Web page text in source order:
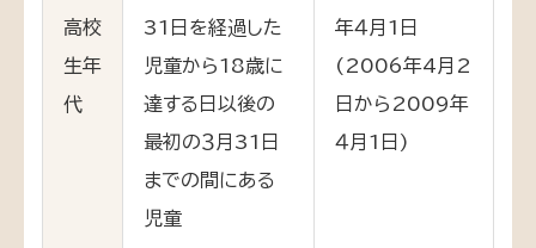
高校
生年
代
31日を経過した
児童から18歳に
達する日以後の
最初の３月31日
までの間にある
児童
年４月1日
(2006年4月2
日から2009年
４月1日)